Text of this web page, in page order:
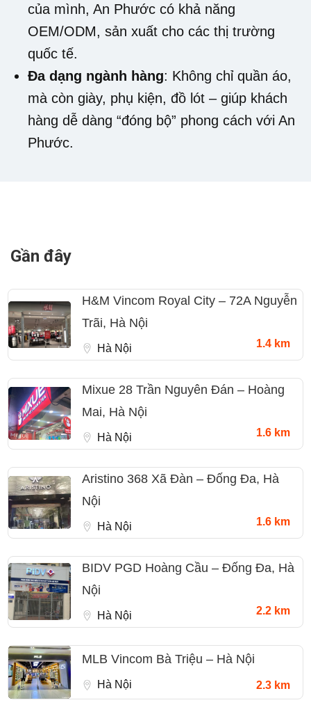
của mình, An Phước có khả năng
OEM/ODM, sản xuất cho các thị trường
quốc tế.
Đa dạng ngành hàng: Không chỉ quần áo,
mà còn giày, phụ kiện, đồ lót – giúp khách
hàng dễ dàng “đóng bộ” phong cách với An
Phước.
Gần đây
H&M Vincom Royal City – 72A Nguyễn
Trãi, Hà Nội
Hà Nội 1.4 km
Mixue 28 Trần Nguyên Đán – Hoàng
Mai, Hà Nội
Hà Nội 1.6 km
Aristino 368 Xã Đàn – Đống Đa, Hà
Nội
Hà Nội 1.6 km
BIDV PGD Hoàng Cầu – Đống Đa, Hà
Nội
Hà Nội 2.2 km
MLB Vincom Bà Triệu – Hà Nội
Hà Nội 2.3 km